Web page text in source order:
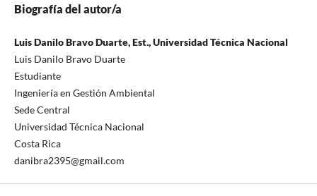
Biografía del autor/a
Luis Danilo Bravo Duarte, Est., Universidad Técnica Nacional
Luis Danilo Bravo Duarte
Estudiante
Ingeniería en Gestión Ambiental
Sede Central
Universidad Técnica Nacional
Costa Rica
danibra2395@gmail.com